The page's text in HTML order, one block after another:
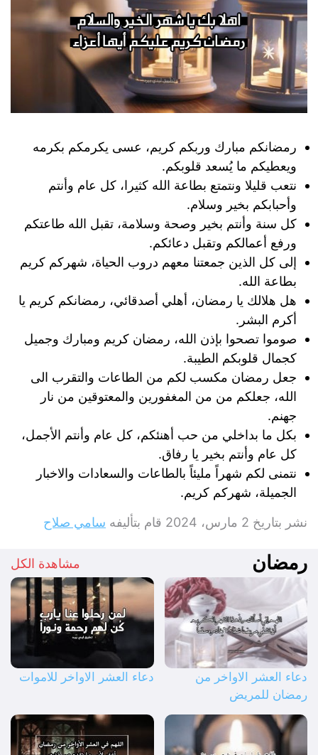
رمضانكم مبارك وربكم كريم، عسى يكرمكم بكرمه
ويعطيكم ما يُسعد قلوبكم.
نتعب قليلا ونتمتع بطاعة الله كثيرا، كل عام وأنتم
وأحبابكم بخير وسلام.
كل سنة وأنتم بخير وصحة وسلامة، تقبل الله طاعتكم
ورفع أعمالكم وتقبل دعائكم.
إلى كل الذين جمعتنا معهم دروب الحياة، شهركم كريم
بطاعة الله.
هل هلالك يا رمضان، أهلي أصدقائي، رمضانكم كريم يا
أكرم البشر.
صوموا تصحوا بإذن الله، رمضان كريم ومبارك وجميل
كجمال قلوبكم الطيبة.
جعل رمضان مكسب لكم من الطاعات والتقرب الى
الله، جعلكم من من المغفورين والمعتوقين من نار
جهنم.
بكل ما بداخلي من حب أهنئكم، كل عام وأنتم الأجمل،
كل عام وأنتم بخير يا رفاق.
نتمنى لكم شهراً مليئاً بالطاعات والسعادات والاخبار
الجميلة، شهركم كريم.
نشر بتاريخ 2 مارس، 2024 قام بتأليفه سامي صلاح
رمضان مشاهدة الكل
دعاء العشر الاواخر من
رمضان للمريض
دعاء العشر الاواخر للاموات